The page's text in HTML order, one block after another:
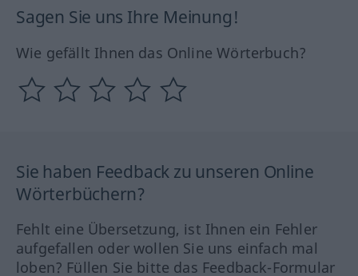
Sagen Sie uns Ihre Meinung!
Wie gefällt Ihnen das Online Wörterbuch?
Sie haben Feedback zu unseren Online
Wörterbüchern?
Fehlt eine Übersetzung, ist Ihnen ein Fehler
aufgefallen oder wollen Sie uns einfach mal
loben? Füllen Sie bitte das Feedback-Formular